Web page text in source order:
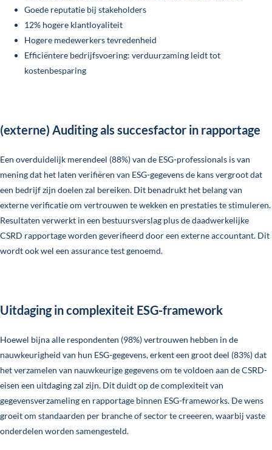
Goede reputatie bij stakeholders
12% hogere klantloyaliteit
Hogere medewerkers tevredenheid
Efficiëntere bedrijfsvoering: verduurzaming leidt tot
kostenbesparing
(externe) Auditing als succesfactor in rapportage
Een overduidelijk merendeel (88%) van de ESG-professionals is van
mening dat het laten verifiëren van ESG-gegevens de kans vergroot dat
een bedrijf zijn doelen zal bereiken. Dit benadrukt het belang van
externe verificatie om vertrouwen te wekken en prestaties te stimuleren.
Resultaten verwerkt in een bestuursverslag plus de daadwerkelijke
CSRD rapportage worden geverifieerd door een externe accountant. Dit
wordt ook wel een assurance test genoemd.
Uitdaging in complexiteit ESG-framework
Hoewel bijna alle respondenten (98%) vertrouwen hebben in de
nauwkeurigheid van hun ESG-gegevens, erkent een groot deel (83%) dat
het verzamelen van nauwkeurige gegevens om te voldoen aan de CSRD-
eisen een uitdaging zal zijn. Dit duidt op de complexiteit van
gegevensverzameling en rapportage binnen ESG-frameworks. De wens
groeit om standaarden per branche of sector te creeeren, waarbij vaste
onderdelen worden samengesteld.